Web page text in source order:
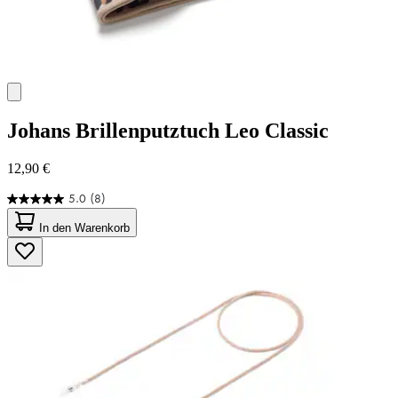
Johans Brillenputztuch Leo Classic
12,90 €
5.0 (8)
5.0
von
5
Sternen.
8
In den Warenkorb